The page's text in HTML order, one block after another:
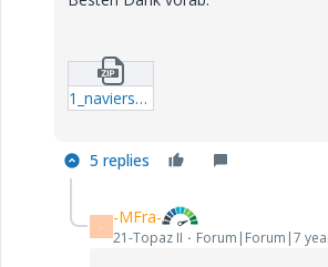
1_naviersche_loesung_FSDT_transient_newmark_new.zip
5 replies
- -MFra-
21-Topaz II Forum|Forum|7